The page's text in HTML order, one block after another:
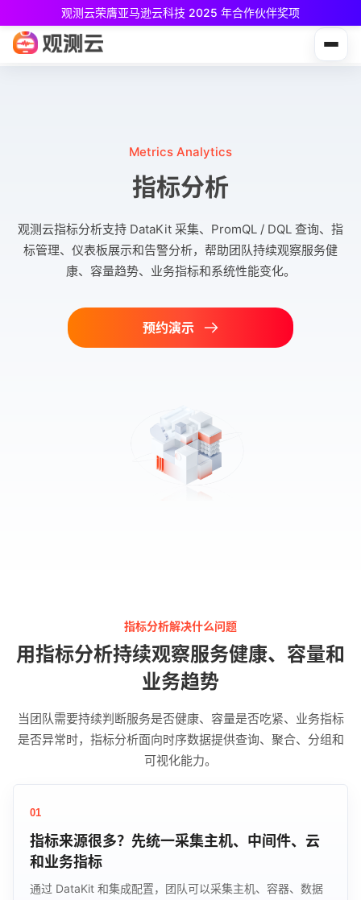
观测云荣膺亚马逊云科技 2025 年合作伙伴奖项
专为中小团队与个人开发者设计，立享强大可观测能力
Metrics Analytics
指标分析
观测云指标分析支持 DataKit 采集、PromQL / DQL 查询、指
标管理、仪表板展示和告警分析，帮助团队持续观察服务健
康、容量趋势、业务指标和系统性能变化。
预约演示
指标分析解决什么问题
用指标分析持续观察服务健康、容量和
业务趋势
当团队需要持续判断服务是否健康、容量是否吃紧、业务指标
是否异常时，指标分析面向时序数据提供查询、聚合、分组和
可视化能力。
01
指标来源很多？先统一采集主机、中间件、云
和业务指标
通过 DataKit 和集成配置，团队可以采集主机、容器、数据